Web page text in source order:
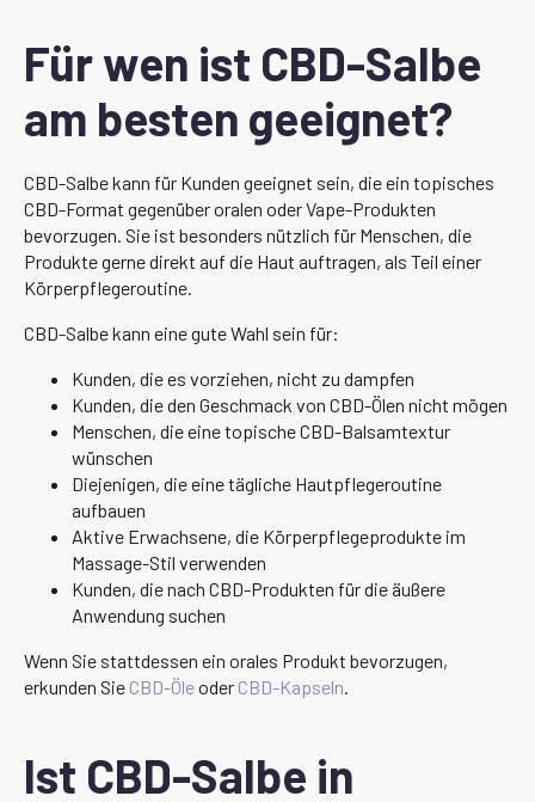
Für wen ist CBD-Salbe
am besten geeignet?
CBD-Salbe kann für Kunden geeignet sein, die ein topisches
CBD-Format gegenüber oralen oder Vape-Produkten
bevorzugen. Sie ist besonders nützlich für Menschen, die
Produkte gerne direkt auf die Haut auftragen, als Teil einer
Körperpflegeroutine.
CBD-Salbe kann eine gute Wahl sein für:
Kunden, die es vorziehen, nicht zu dampfen
Kunden, die den Geschmack von CBD-Ölen nicht mögen
Menschen, die eine topische CBD-Balsamtextur
wünschen
Diejenigen, die eine tägliche Hautpflegeroutine
aufbauen
Aktive Erwachsene, die Körperpflegeprodukte im
Massage-Stil verwenden
Kunden, die nach CBD-Produkten für die äußere
Anwendung suchen
Wenn Sie stattdessen ein orales Produkt bevorzugen,
erkunden Sie CBD-Öleoder CBD-Kapseln.
Ist CBD-Salbe in